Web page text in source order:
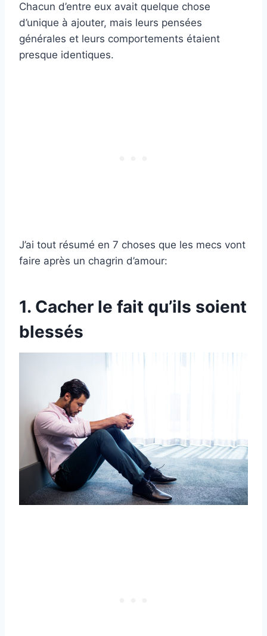
Chacun d’entre eux avait quelque chose
d’unique à ajouter, mais leurs pensées
générales et leurs comportements étaient
presque identiques.
J’ai tout résumé en 7 choses que les mecs vont
faire après un chagrin d’amour:
1. Cacher le fait qu’ils soient
blessés